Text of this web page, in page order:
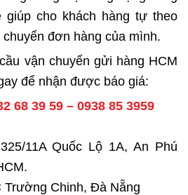
giúp cho khách hàng tự theo
đơn hàng của mình.
vận chuyển gửi hàng HCM
để nhận được báo giá:
68 39 59 – 0938 85 3959
325/11A Quốc Lộ 1A, An Phú
Trường Chinh, Đà Nẵng